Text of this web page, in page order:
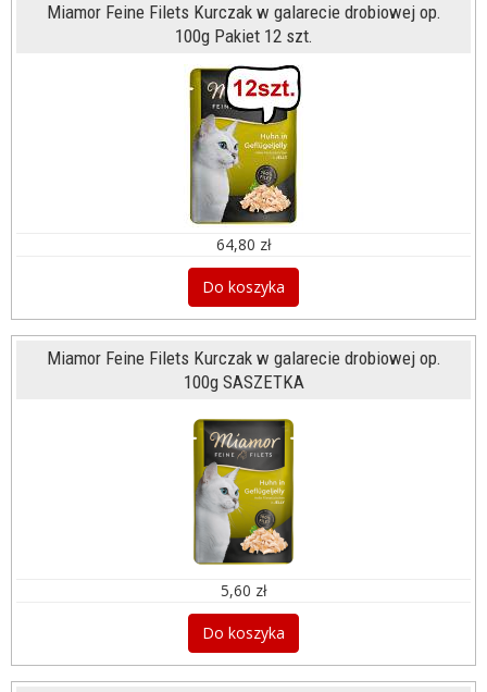
Miamor Feine Filets Kurczak w galarecie drobiowej op.
100g Pakiet 12 szt.
64,80 zł
Do koszyka
Miamor Feine Filets Kurczak w galarecie drobiowej op.
100g SASZETKA
5,60 zł
Do koszyka